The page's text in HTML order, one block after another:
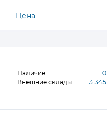
Цена
Наличие: 0
Внешние склады: 3 345